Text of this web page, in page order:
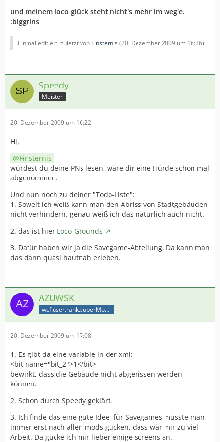
und meinem loco glück steht nicht's mehr im weg'e.
:biggrins
Einmal editiert, zuletzt von Finsternis(20. Dezember 2009 um 16:26)
Speedy
Meister
20. Dezember 2009 um 16:22
Hi,
Finsternis
würdest du deine PNs lesen, wäre dir eine Hürde schon mal
abgenommen.
Und nun noch zu deiner "Todo-Liste":
1. Soweit ich weiß kann man den Abriss von Stadtgebäuden
nicht verhindern. genau weiß ich das natürlich auch nicht.
2. das ist hier Loco-Grounds
3. Dafür haben wir ja die Savegame-Abteilung. Da kann man
das dann quasi hautnah erleben.
AZUWSK
wcf.user.rank.superModerator
20. Dezember 2009 um 17:08
1. Es gibt da eine variable in der xml:
<bit name="bit_2">1</bit>
bewirkt, dass die Gebäude nicht abgerissen werden
können.
2. Schon durch Speedy geklärt.
3. Ich finde das eine gute Idee, für Savegames müsste man
immer erst nach allen mods gucken, dass wär mir zu viel
Arbeit. Da gucke ich mir lieber einige screens an.